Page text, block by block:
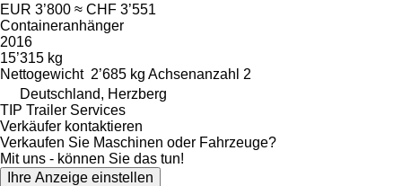
EUR 3’800 ≈ CHF 3’551
Containeranhänger
2016
15’315 kg
Nettogewicht 2’685 kg Achsenanzahl 2
Deutschland, Herzberg
TIP Trailer Services
Verkäufer kontaktieren
Verkaufen Sie Maschinen oder Fahrzeuge?
Mit uns - können Sie das tun!
Ihre Anzeige einstellen